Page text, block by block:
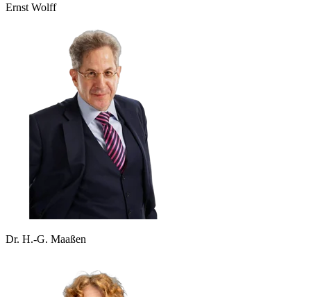
Ernst Wolff
Dr. H.-G. Maaßen